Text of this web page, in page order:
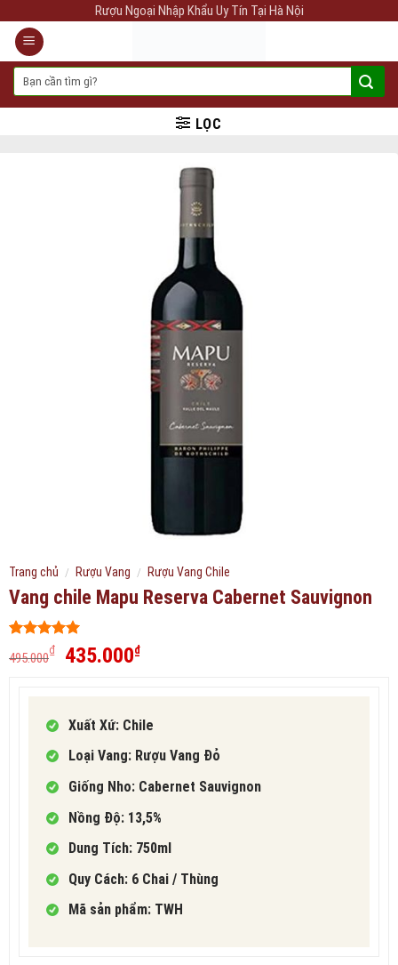
content
Rượu Ngoại Nhập Khẩu Uy Tín Tại Hà Nội
kiếm:
LỌC
Trang chủ / Rượu Vang / Rượu Vang Chile
Vang chile Mapu Reserva Cabernet Sauvignon
trên 5
dựa trên
495.000₫
Giá
495.000₫.
435.000₫Giá
là:
Xuất Xứ: Chile
Loại Vang: Rượu Vang Đỏ
Giống Nho: Cabernet Sauvignon
Nồng Độ: 13,5%
Dung Tích: 750ml
Quy Cách: 6 Chai / Thùng
Mã sản phẩm: TWH